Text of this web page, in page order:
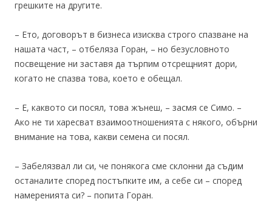
грешките на другите.
– Ето, договорът в бизнеса изисква строго спазване на
нашата част, – отбеляза Горан, – но безусловното
посвещение ни заставя да търпим отсрещният дори,
когато не спазва това, което е обещал.
– Е, каквото си посял, това жънеш, – засмя се Симо. –
Ако не ти харесват взаимоотношенията с някого, обърни
внимание на това, какви семена си посял.
– Забелязвал ли си, че понякога сме склонни да съдим
останалите според постъпките им, а себе си – според
намеренията си? – попита Горан.